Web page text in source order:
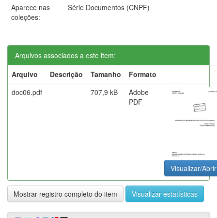
Aparece nas
coleções:
Série Documentos (CNPF)
Arquivos associados a este item:
Arquivo
Descrição Tamanho
Formato
doc06.pdf
707,9 kB
Adobe
PDF
Visualizar/Abrir
Mostrar registro completo do item Visualizar estatísticas